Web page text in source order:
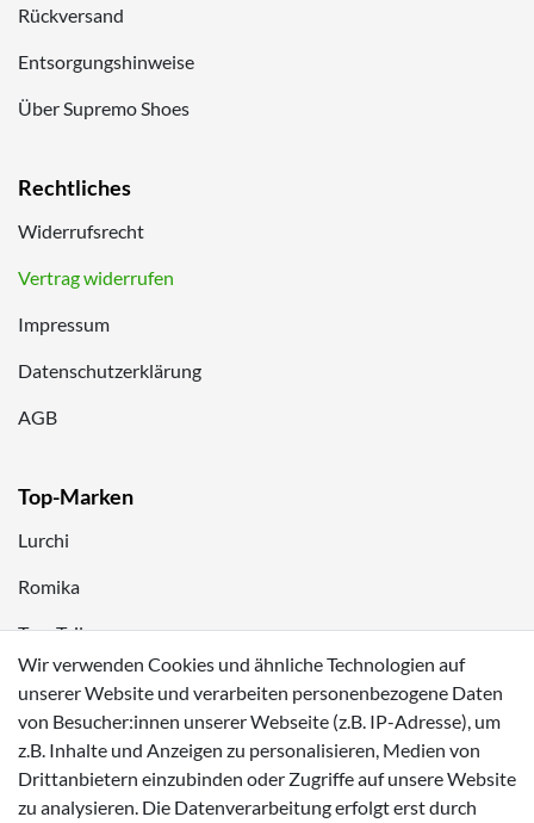
Rückversand
Entsorgungshinweise
Über Supremo Shoes
Rechtliches
Widerrufsrecht
Vertrag widerrufen
Impressum
Datenschutzerklärung
AGB
Top-Marken
Lurchi
Romika
Tom Tailor
Zahlungsmöglichkeiten
Wir verwenden Cookies und ähnliche Technologien auf
unserer Website und verarbeiten personenbezogene Daten
von Besucher:innen unserer Webseite (z.B. IP-Adresse), um
z.B. Inhalte und Anzeigen zu personalisieren, Medien von
Drittanbietern einzubinden oder Zugriffe auf unsere Website
zu analysieren. Die Datenverarbeitung erfolgt erst durch